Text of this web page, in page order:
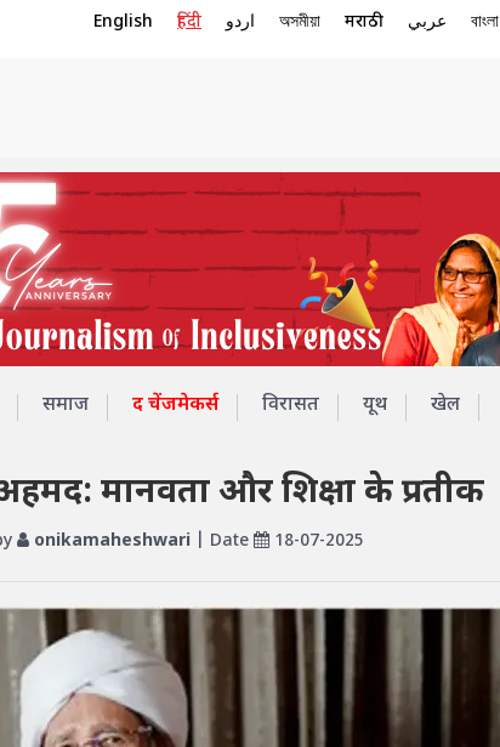
English हिंदी اردو অসমীয়া मराठी عربي বাংলা
समाज द चेंजमेकर्स विरासत यूथ खेल
मानवता और शिक्षा के प्रतीक
onikamaheshwari | Date 18-07-2025